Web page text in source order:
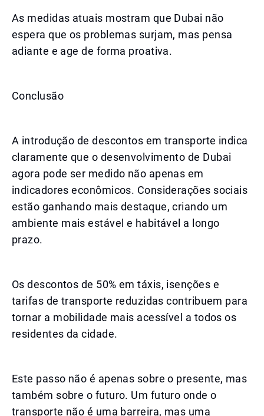
As medidas atuais mostram que Dubai não
espera que os problemas surjam, mas pensa
adiante e age de forma proativa.
Conclusão
A introdução de descontos em transporte indica
claramente que o desenvolvimento de Dubai
agora pode ser medido não apenas em
indicadores econômicos. Considerações sociais
estão ganhando mais destaque, criando um
ambiente mais estável e habitável a longo
prazo.
Os descontos de 50% em táxis, isenções e
tarifas de transporte reduzidas contribuem para
tornar a mobilidade mais acessível a todos os
residentes da cidade.
Este passo não é apenas sobre o presente, mas
também sobre o futuro. Um futuro onde o
transporte não é uma barreira, mas uma